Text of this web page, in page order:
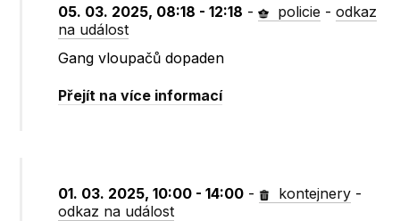
05. 03. 2025, 08:18 - 12:18 - policie -odkaz
na událost
Gang vloupačů dopaden
Přejít na více informací
01. 03. 2025, 10:00 - 14:00 - kontejnery -
odkaz na událost